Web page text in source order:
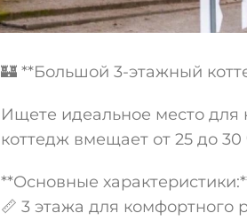
🏰 **Большой 3-этажный
Ищете идеальное место
коттедж вмещает от 25 до 30
**Основные
📏 3 этажа для комфортного